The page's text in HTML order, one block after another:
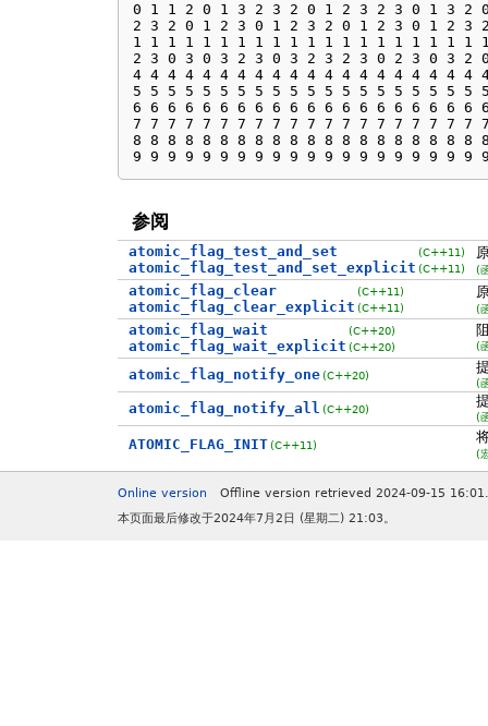
0 1 1 2 0 1 3 2 3 2 0 1 2 3 2 3 0 1 3 2
2 3 2 0 1 2 3 0 1 2 3 2 0 1 2 3 0 1 2 3
1 1 1 1 1 1 1 1 1 1 1 1 1 1 1 1 1 1 1 1
2 3 0 3 0 3 2 3 0 3 2 3 2 3 0 2 3 0 3 2
4 4 4 4 4 4 4 4 4 4 4 4 4 4 4 4 4 4 4 4
5 5 5 5 5 5 5 5 5 5 5 5 5 5 5 5 5 5 5 5
6 6 6 6 6 6 6 6 6 6 6 6 6 6 6 6 6 6 6 6
7 7 7 7 7 7 7 7 7 7 7 7 7 7 7 7 7 7 7 7
8 8 8 8 8 8 8 8 8 8 8 8 8 8 8 8 8 8 8 8
9 9 9 9 9 9 9 9 9 9 9 9 9 9 9 9 9 9 9 9
参阅
atomic_flag_test_and_set
atomic_flag_test_and_set_explicit
(C++11)
(C++11)
(
atomic_flag_clear
atomic_flag_clear_explicit
(C++11)
(C++11)
(
atomic_flag_wait
atomic_flag_wait_explicit
(C++20)
(C++20)
(
atomic_flag_notify_one (C++20)
(
atomic_flag_notify_all (C++20)
(
ATOMIC_FLAG_INIT (C++11)
(
Online version
Offline version retrieved 2024-09-15 16:01.
本页面最后修改于2024年7月2日 (星期二) 21:03。